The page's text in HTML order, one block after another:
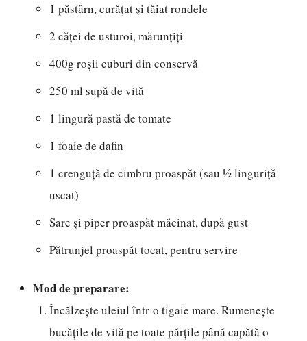
1 păstârn, curățat și tăiat rondele
2 căței de usturoi, mărunțiți
400g roșii cuburi din conservă
250 ml supă de vită
1 lingură pastă de tomate
1 foaie de dafin
1 crenguță de cimbru proaspăt (sau ½ linguriță
uscat)
Sare și piper proaspăt măcinat, după gust
Pătrunjel proaspăt tocat, pentru servire
Mod de preparare:
Încălzește uleiul într-o tigaie mare. Rumenește
bucățile de vită pe toate părțile până capătă o